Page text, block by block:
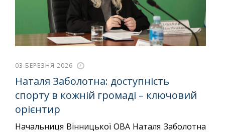
03 БЕРЕЗНЯ 2026
Наталя Заболотна: доступність
спорту в кожній громаді – ключовий
орієнтир
Начальниця Вінницької ОВА Наталя Заболотна